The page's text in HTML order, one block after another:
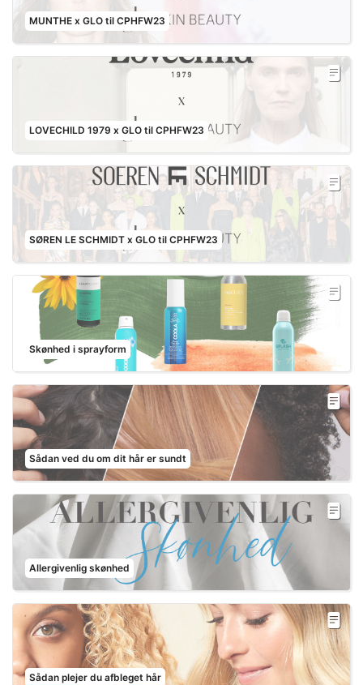
MUNTHE x GLO til CPHFW23
LOVECHILD 1979 x GLO til CPHFW23
SØREN LE SCHMIDT x GLO til CPHFW23
Skønhed i sprayform
Sådan ved du om dit hår er sundt
Allergivenlig skønhed
Sådan plejer du afbleget hår